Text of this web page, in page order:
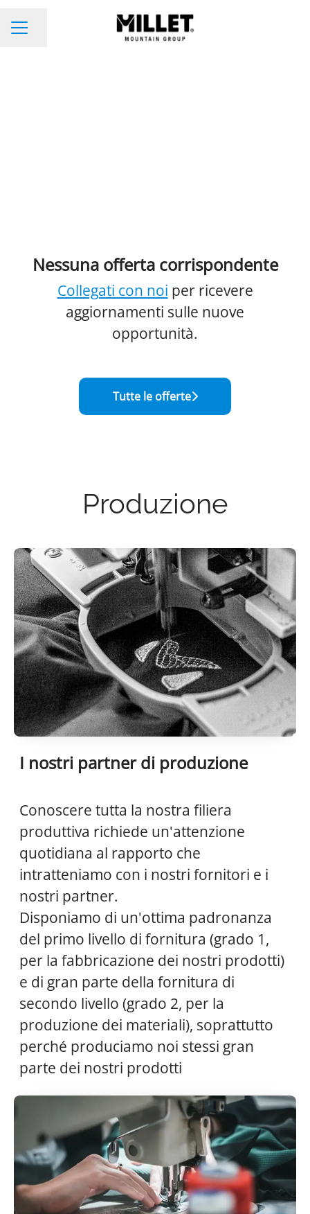
Menu Carriera
Condividi la pagina
Nessuna offerta corrispondente
Collegati con noi per ricevere
aggiornamenti sulle nuove
opportunità.
Tutte le offerte
Produzione
I nostri partner di produzione
Conoscere tutta la nostra filiera
produttiva richiede un'attenzione
quotidiana al rapporto che
intratteniamo con i nostri fornitori e i
nostri partner.
Disponiamo di un'ottima padronanza
del primo livello di fornitura (grado 1,
per la fabbricazione dei nostri prodotti)
e di gran parte della fornitura di
secondo livello (grado 2, per la
produzione dei materiali), soprattutto
perché produciamo noi stessi gran
parte dei nostri prodotti